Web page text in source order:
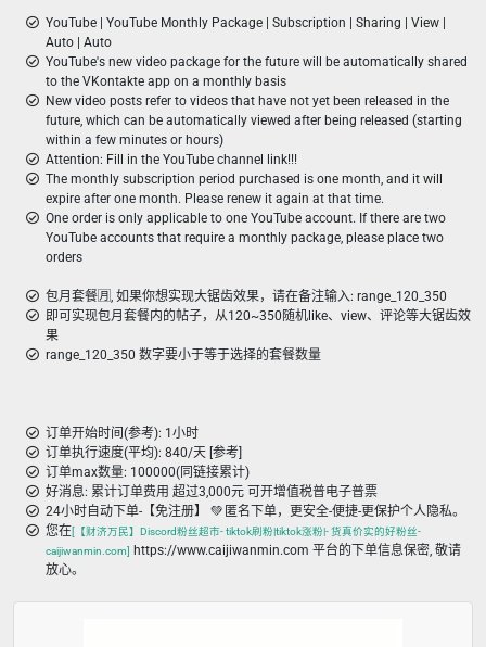
YouTube | YouTube Monthly Package | Subscription | Sharing | View |
Auto | Auto
YouTube's new video package for the future will be automatically shared
to the VKontakte app on a monthly basis
New video posts refer to videos that have not yet been released in the
future, which can be automatically viewed after being released (starting
within a few minutes or hours)
Attention: Fill in the YouTube channel link!!!
The monthly subscription period purchased is one month, and it will
expire after one month. Please renew it again at that time.
One order is only applicable to one YouTube account. If there are two
YouTube accounts that require a monthly package, please place two
orders
包月套餐🈷️, 如果你想实现大锯齿效果，请在备注输入: range_120_350
即可实现包月套餐内的帖子，从120~350随机like、view、评论等大锯齿效
果
range_120_350 数字要小于等于选择的套餐数量
订单开始时间(参考): 1小时
订单执行速度(平均): 840/天 [参考]
订单max数量: 100000(同链接累计)
好消息: 累计订单费用 超过3,000元 可开增值税普电子普票
24小时自动下单-【免注册】 💚 匿名下单，更安全-便捷-更保护个人隐私。
您在[【财济万民】Discord粉丝超市- tiktok刷粉|tiktok涨粉|- 货真价实的好粉丝-
caijiwanmin.com]
https://www.caijiwanmin.com 平台的下单信息保密, 敬请
放心。